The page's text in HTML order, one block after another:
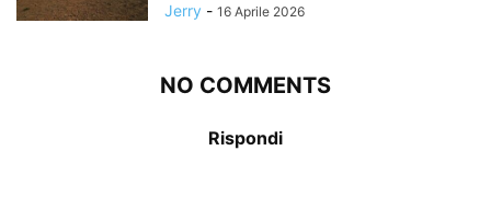
Jerry - 16 Aprile 2026
NO COMMENTS
Rispondi